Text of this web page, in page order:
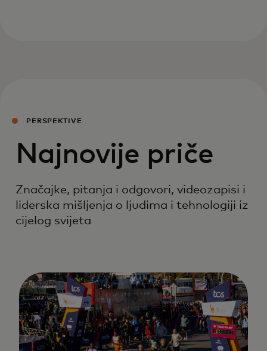
PERSPEKTIVE
Najnovije priče
Značajke, pitanja i odgovori, videozapisi i
liderska mišljenja o ljudima i tehnologiji iz
cijelog svijeta